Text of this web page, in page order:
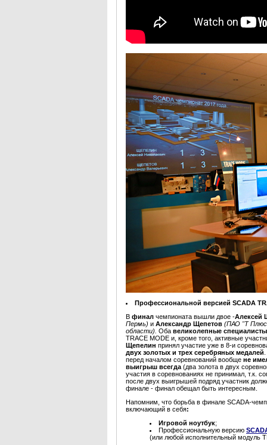
Профессиональной версией SCADA
В финал чемпионата вышли двое -Алексей
Пермь) и Александр Щепетов (ПАО "Т
области). Оба великолепные специалисты
TRACE MODE и, кроме того, активные
Щепелин принял участие уже в 8-и
двух золотых и трех серебряных медалей
перед началом соревнований вообще не
выигрыш всегда (два золота в двух
участия в соревнованиях не принимал, т.к.
после двух выигрышей подряд участник
финале - финал обещал быть интересным.
Напомним, что борьба в финале SCADA-
включающий в себя:
Игровой ноутбук;
Профессиональную версию
(или любой исполнительный модуль